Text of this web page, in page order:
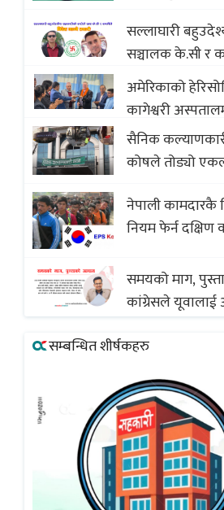
सल्लाघारी
सञ्चालक के.सी र
सदस्यको करोडौं
अमेरिकाको
कागेश्वरी
सैनिक
कोषले तोड्यो
(भिडियो)
नेपाली कामदारकै
नियम फेर्न दक्षिण
समयको माग,
कांग्रेसले यूवालाई
सम्बन्धित शीर्षकहरु